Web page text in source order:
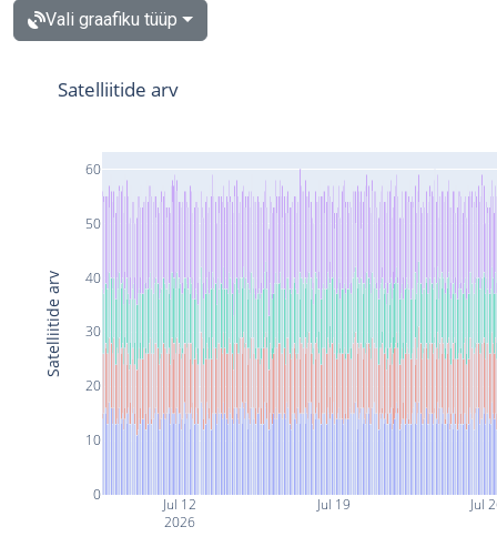
Vali graafiku tüüp
Jul 12
2026
Jul 19 Jul
0
10
20
30
40
50
60
Satelliitide arv
Satelliitide arv